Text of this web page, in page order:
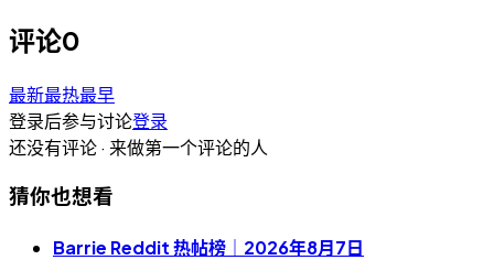
评论0
最新最热最早
登录后参与讨论登录
还没有评论 · 来做第一个评论的人
猜你也想看
Barrie Reddit 热帖榜｜2026年8月7日